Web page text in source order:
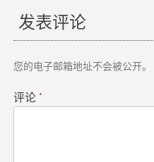
导
航
发表评论
您的电子邮箱地址不会被公开。
评论 *